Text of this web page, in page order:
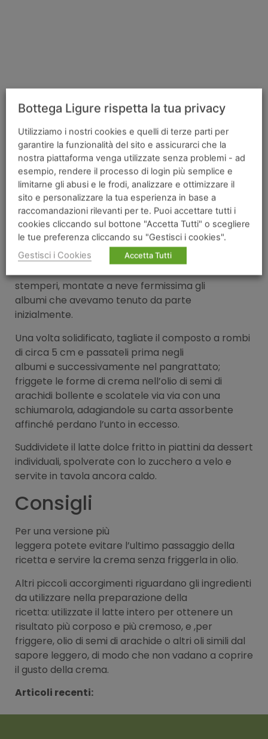
A questo punto, prendete un piatto largo e dai
bordi alti, inumiditelo appena con un filo di
acqua, versatevi il composto in modo da formare
uno strato di circa 2,5 cm di spessore e
lasciate raffreddare. Nell’attesa che
stemperi, montate a neve fermissima gli
albumi che avevamo tenuto da parte
inizialmente.
Una volta solidificato, tagliate il composto a rombi
di circa 5 cm e passateli prima negli
albumi e successivamente nel pangrattato;
friggete le forme di crema nell’olio di semi di
arachidi bollente e scolatele via via con una
schiumarola, adagiandole su carta assorbente
affinché perdano l’unto in eccesso.
Suddividete il latte dolce fritto in piattini da dessert
individuali, spolverate con lo zucchero a velo e
servite in tavola ancora caldo.
Consigli
Per una versione più
leggera potete evitare l’ultimo passaggio della
ricetta e servire la crema senza friggerla in olio.
Altri piccoli accorgimenti riguardano gli ingredienti
da utilizzare nella preparazione della
ricetta: utilizzate il latte intero per ottenere un
risultato più corposo e più cremoso, e ,per
friggere, olio di semi di arachide o altri oli simili dal
sapore leggero, di modo che non vadano a coprire
il gusto della crema.
Articoli recenti:
Bottega Ligure rispetta la tua privacy
Utilizziamo i nostri cookies e quelli di terze parti per
garantire la funzionalità del sito e assicurarci che la
nostra piattaforma venga utilizzate senza problemi - ad
esempio, rendere il processo di login più semplice e
limitarne gli abusi e le frodi, analizzare e ottimizzare il
sito e personalizzare la tua esperienza in base a
raccomandazioni rilevanti per te. Puoi accettare tutti i
cookies cliccando sul bottone "Accetta Tutti" o scegliere
le tue preferenza cliccando su "Gestisci i cookies".
Gestisci i Cookies
Accetta Tutti